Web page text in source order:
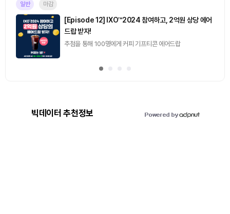
일반 마감
[Episode 12] IXO™2024 참여하고, 2억원 상당 에어
드랍 받자!
추첨을 통해 100명에게 커피 기프티콘 에어드랍
빅데이터 추천정보